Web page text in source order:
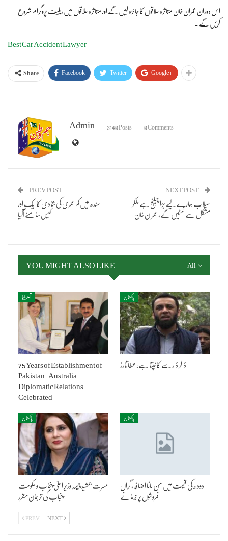
اس دوران عمران خان متاثرہ علاقوں کا جائزہ لیں گے اور متاثرہ علاقوں میں ریلیف پروگرام شروع
کریں گے ۔
Best Car Accident Lawyer
Share Facebook Twitter Google+
Admin 3140 Posts 0 Comments
PREV POST
سندھ میں کم عمری کی شادی کا ایک اور
کیس سامنے آگیا
NEXT POST
سیلاب ہمارے لیے بڑا چیلنج ہے ملکر
مشکل سے نمٹیں گے، عمران خان
All
YOU MIGHT ALSO LIKE
آسٹریلیا
75 Years of Establishment of
Pakistan-Australia
Diplomatic Relations
Celebrated
پاکستان
ڈالر ڈار سے کانپتا ہے، عطا تارڑ
پاکستان
مسرت جمشید چیمہ وزیر اعلیٰ پنجاب و حکومت
پنجاب کی ترجمان مقرر
پاکستان
دودھ کی قیمت میں من مانا اضافہ، گراں
فروشوں پر جرمانے
PREV NEXT